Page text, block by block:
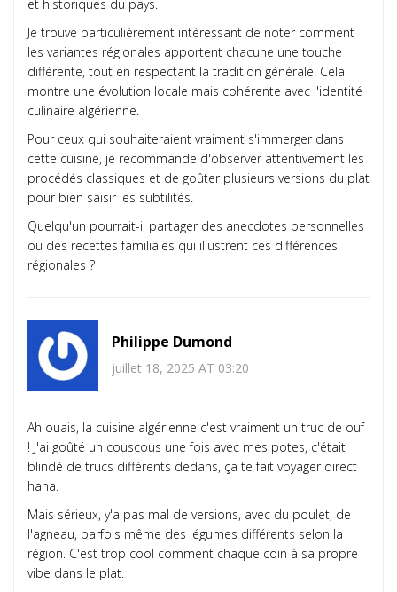
et historiques du pays.
Je trouve particulièrement intéressant de noter comment
les variantes régionales apportent chacune une touche
différente, tout en respectant la tradition générale. Cela
montre une évolution locale mais cohérente avec l'identité
culinaire algérienne.
Pour ceux qui souhaiteraient vraiment s'immerger dans
cette cuisine, je recommande d'observer attentivement les
procédés classiques et de goûter plusieurs versions du plat
pour bien saisir les subtilités.
Quelqu'un pourrait-il partager des anecdotes personnelles
ou des recettes familiales qui illustrent ces différences
régionales ?
Philippe Dumond
juillet 18, 2025 AT 03:20
Ah ouais, la cuisine algérienne c'est vraiment un truc de ouf
! J'ai goûté un couscous une fois avec mes potes, c'était
blindé de trucs différents dedans, ça te fait voyager direct
haha.
Mais sérieux, y'a pas mal de versions, avec du poulet, de
l'agneau, parfois même des légumes différents selon la
région. C'est trop cool comment chaque coin à sa propre
vibe dans le plat.